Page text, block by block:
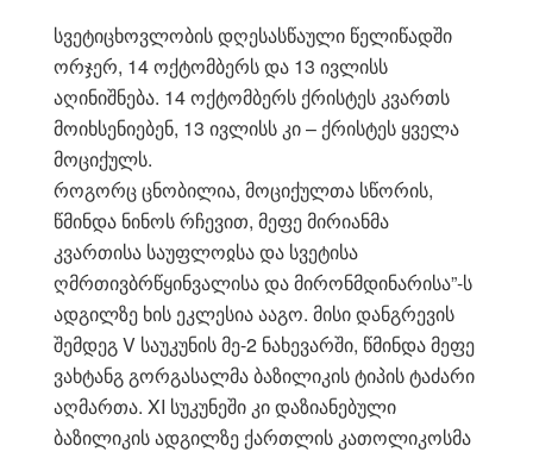
სვეტიცხოვლობის დღესასწაული წელიწადში
ორჯერ, 14 ოქტომბერს და 13 ივლისს
აღინიშნება. 14 ოქტომბერს ქრისტეს კვართს
მოიხსენიებენ, 13 ივლისს კი – ქრისტეს ყველა
მოციქულს.
როგორც ცნობილია, მოციქულთა სწორის,
წმინდა ნინოს რჩევით, მეფე მირიანმა
კვართისა საუფლოჲსა და სვეტისა
ღმრთივბრწყინვალისა და მირონმდინარისა”-ს
ადგილზე ხის ეკლესია ააგო. მისი დანგრევის
შემდეგ V საუკუნის მე-2 ნახევარში, წმინდა მეფე
ვახტანგ გორგასალმა ბაზილიკის ტიპის ტაძარი
აღმართა. XI სუკუნეში კი დაზიანებული
ბაზილიკის ადგილზე ქართლის კათოლიკოსმა